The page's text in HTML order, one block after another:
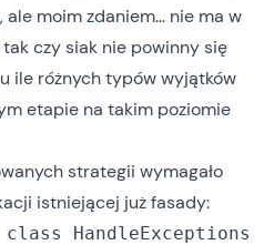
ale moim zdaniem… nie ma w
tak czy siak nie powinny się
ile różnych typów wyjątków
etapie na takim poziomie
strategii wymagało
istniejącej już fasady:
class